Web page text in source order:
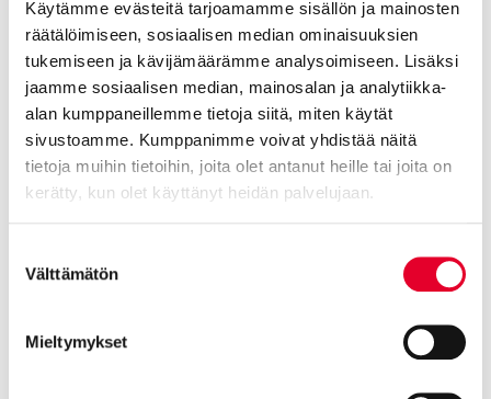
Käytämme evästeitä tarjoamamme sisällön ja mainosten
räätälöimiseen, sosiaalisen median ominaisuuksien
tukemiseen ja kävijämäärämme analysoimiseen. Lisäksi
jaamme sosiaalisen median, mainosalan ja analytiikka-
alan kumppaneillemme tietoja siitä, miten käytät
sivustoamme. Kumppanimme voivat yhdistää näitä
tietoja muihin tietoihin, joita olet antanut heille tai joita on
kerätty, kun olet käyttänyt heidän palvelujaan.
valinta
Välttämätön
Mieltymykset
Oviremontti viimeistelee mökkisi ilmeen
luvun välillä ja alkavat jo kaipaamaan oviremonttia. Ulko-ovella